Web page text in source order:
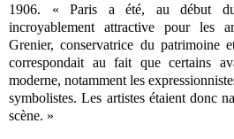
1906. « Paris a été, au début
incroyablement attractive pour les
Grenier, conservatrice du patrimoine
correspondait au fait que certains
moderne, notamment les
symbolistes. Les artistes étaient donc
scène. »